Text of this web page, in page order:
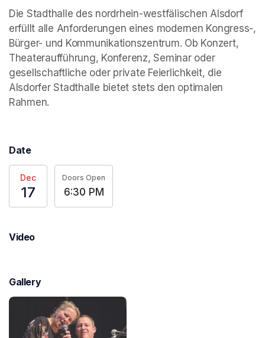
Die Stadthalle des nordrhein-westfälischen Alsdorf
erfüllt alle Anforderungen eines modernen Kongress-,
Bürger- und Kommunikationszentrum. Ob Konzert,
Theateraufführung, Konferenz, Seminar oder
gesellschaftliche oder private Feierlichkeit, die
Alsdorfer Stadthalle bietet stets den optimalen
Rahmen.
Date
Dec
17
Doors Open
6:30 PM
Video
Gallery